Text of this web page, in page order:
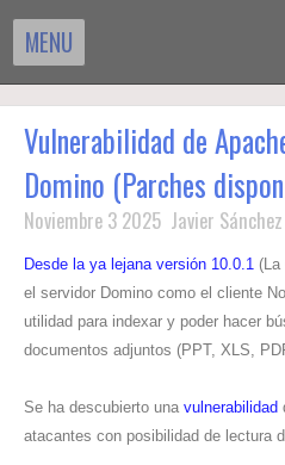
MENU
Vulnerabilidad de
Domino (Parches
Noviembre 3 2025 Javier Sánchez
Desde la ya lejana versión 10.0.1
el servidor Domino como el cliente
utilidad para indexar y poder hacer
documentos adjuntos (PPT, XLS,
Se ha descubierto una vulnerabilidad
atacantes con posibilidad de lectura